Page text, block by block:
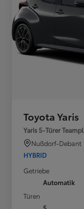
Toyota Yaris
Yaris 5-Türer Teampl
Nußdorf-Debant
HYBRID
Getriebe
Automatik
Türen